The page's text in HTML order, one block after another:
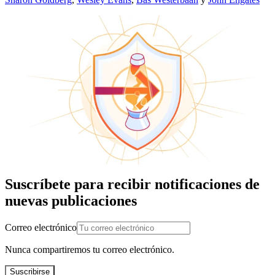
Suscríbete para recibir notificaciones de
nuevas publicaciones
Correo electrónico
Nunca compartiremos tu correo electrónico.
Suscribirse